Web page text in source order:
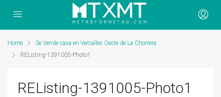
Home
Se Vende casa en Versalles Oeste de La Chorrera
REListing-1391005-Photo1
REListing-1391005-Photo1